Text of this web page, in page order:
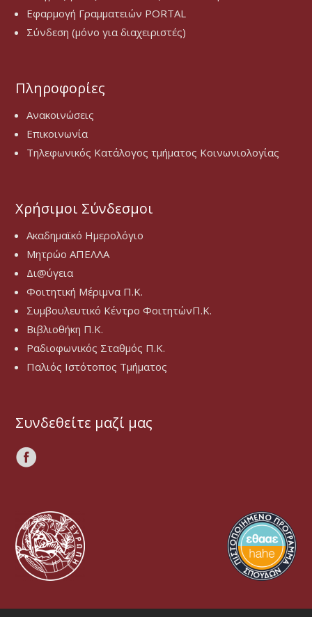
Εφαρμογή Γραμματειών PORTAL
Σύνδεση (μόνο για διαχειριστές)
Πληροφορίες
Ανακοινώσεις
Επικοινωνία
Τηλεφωνικός Κατάλογος τμήματος Κοινωνιολογίας
Χρήσιμοι Σύνδεσμοι
Ακαδημαϊκό Ημερολόγιο
Μητρώο ΑΠΕΛΛΑ
Δι@ύγεια
Φοιτητική Μέριμνα Π.Κ.
Συμβουλευτικό Κέντρο ΦοιτητώνΠ.Κ.
Βιβλιοθήκη Π.Κ.
Ραδιοφωνικός Σταθμός Π.Κ.
Παλιός Ιστότοπος Τμήματος
Συνδεθείτε μαζί μας